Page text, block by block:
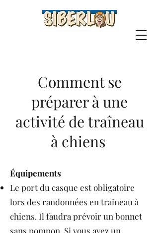
Comment se
préparer à une
activité de traîneau
à chiens
Équipements
Le port du casque est obligatoire
lors des randonnées en traîneau à
chiens. Il faudra prévoir un bonnet
sans pompon. Si vous avez un